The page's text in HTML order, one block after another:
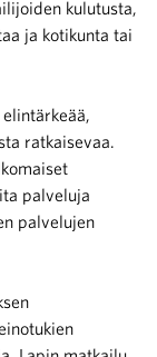
kulutusta,
ja kotikunta tai
ratkaisevaa.
palveluja
palvelujen